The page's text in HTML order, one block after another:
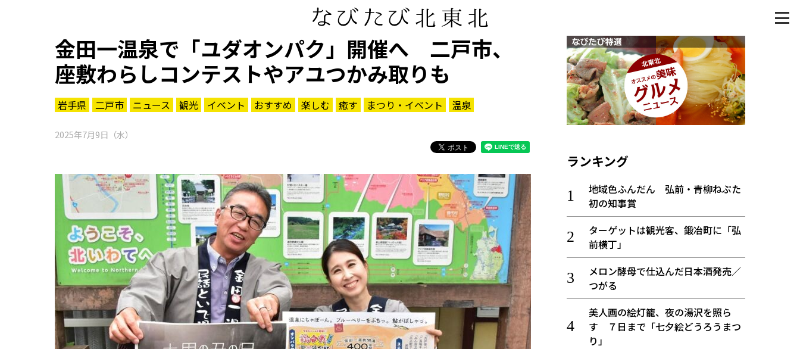
金田一温泉で「ユダオンパク」開催へ 二戸市、
座敷わらしコンテストやアユつかみ取りも
岩手県 二戸市 ニュース 観光 イベント おすすめ 楽しむ 癒す まつり・イベント 温泉
2025年7月9日（水）
ランキング
地域色ふんだん 弘前・青柳ねぷた
初の知事賞
ターゲットは観光客、鍛冶町に「弘
前横丁」
メロン酵母で仕込んだ日本酒発売／
つがる
美人画の絵灯籠、夜の湯沢を照ら
す ７日まで「七夕絵どうろうまつ
り」
パワースポット
まつり・イベント
おみやげ・特産
道の駅・産直
アウトドア・レジャー